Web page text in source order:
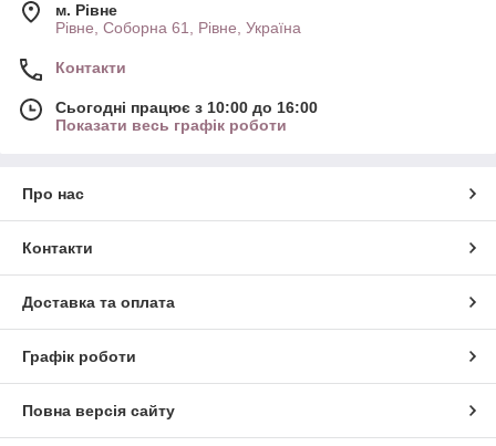
м. Рівне
Рівне, Соборна 61, Рівне, Україна
Контакти
Сьогодні працює з 10:00 до 16:00
Показати весь графік роботи
Про нас
Контакти
Доставка та оплата
Графік роботи
Повна версія сайту